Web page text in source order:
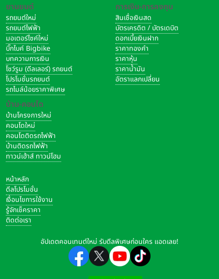
ยานยนต์
รถยนต์ใหม่
รถยนต์ไฟฟ้า
มอเตอร์ไซค์ใหม่
บิ๊กไบค์ Bigbike
บทความการเงิน
โชว์รูม (ดีลเลอร์) รถยนต์
โปรโมชั่นรถยนต์
รถไมล์น้อยราคาพิเศษ
บ้าน-คอนโด
บ้านโครงการใหม่
คอนโดใหม่
คอนโดติดรถไฟฟ้า
บ้านติดรถไฟฟ้า
ทาวน์เฮ้าส์ ทาวน์โฮม
การเงิน-การลงทุน
สินเชื่อเงินสด
บัตรเครดิต / บัตรเดบิต
ดอกเบี้ยเงินฝาก
ราคาทองคำ
ราคาหุ้น
ราคาน้ำมัน
อัตราแลกเปลี่ยน
หน้าหลัก
ดีลโปรโมชั่น
เงื่อนไขการใช้งาน
รู้จักเช็คราคา
ติดต่อเรา
อัปเดตคอนเทนต์ใหม่ รับดีลพิเศษก่อนใคร แอดเลย!